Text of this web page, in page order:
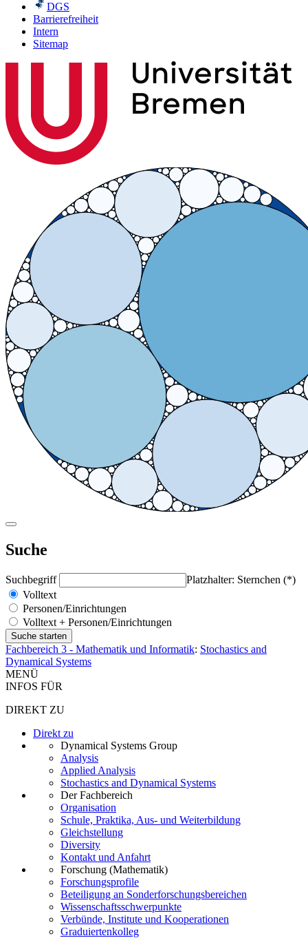
DGS
Barrierefreiheit
Intern
Sitemap
Suche
Suchbegriff
Platzhalter: Sternchen (*)
Volltext
Personen/Einrichtungen
Volltext + Personen/Einrichtungen
Fachbereich 3 - Mathematik und Informatik: Stochastics and
Dynamical Systems
MENÜ
INFOS FÜR
DIREKT ZU
Direkt zu
Dynamical Systems Group
Analysis
Applied Analysis
Stochastics and Dynamical Systems
Der Fachbereich
Organisation
Schule, Praktika, Aus- und Weiterbildung
Gleichstellung
Diversity
Kontakt und Anfahrt
Forschung (Mathematik)
Forschungsprofile
Beteiligung an Sonderforschungsbereichen
Wissenschaftsschwerpunkte
Verbünde, Institute und Kooperationen
Graduiertenkolleg